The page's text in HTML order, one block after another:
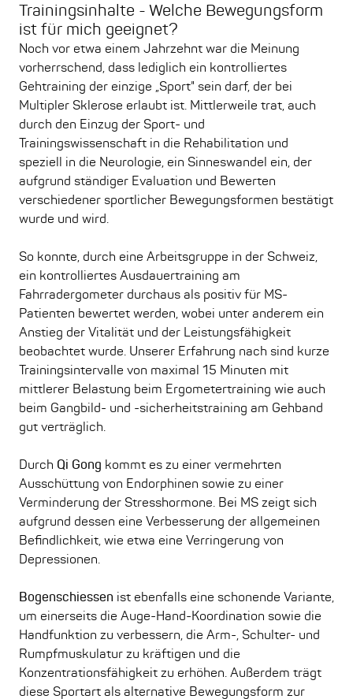
Trainingsinhalte - Welche Bewegungsform
ist für mich geeignet?
Noch vor etwa einem Jahrzehnt war die Meinung
vorherrschend, dass lediglich ein kontrolliertes
Gehtraining der einzige „Sport" sein darf, der bei
Multipler Sklerose erlaubt ist. Mittlerweile trat, auch
durch den Einzug der Sport- und
Trainingswissenschaft in die Rehabilitation und
speziell in die Neurologie, ein Sinneswandel ein, der
aufgrund ständiger Evaluation und Bewerten
verschiedener sportlicher Bewegungsformen bestätigt
wurde und wird.
So konnte, durch eine Arbeitsgruppe in der Schweiz,
ein kontrolliertes Ausdauertraining am
Fahrradergometer durchaus als positiv für MS-
Patienten bewertet werden, wobei unter anderem ein
Anstieg der Vitalität und der Leistungsfähigkeit
beobachtet wurde. Unserer Erfahrung nach sind kurze
Trainingsintervalle von maximal 15 Minuten mit
mittlerer Belastung beim Ergometertraining wie auch
beim Gangbild- und -sicherheitstraining am Gehband
gut verträglich.
Durch Qi Gong kommt es zu einer vermehrten
Ausschüttung von Endorphinen sowie zu einer
Verminderung der Stresshormone. Bei MS zeigt sich
aufgrund dessen eine Verbesserung der allgemeinen
Befindlichkeit, wie etwa eine Verringerung von
Depressionen.
Bogenschiessen ist ebenfalls eine schonende Variante,
um einerseits die Auge-Hand-Koordination sowie die
Handfunktion zu verbessern, die Arm-, Schulter- und
Rumpfmuskulatur zu kräftigen und die
Konzentrationsfähigkeit zu erhöhen. Außerdem trägt
diese Sportart als alternative Bewegungsform zur